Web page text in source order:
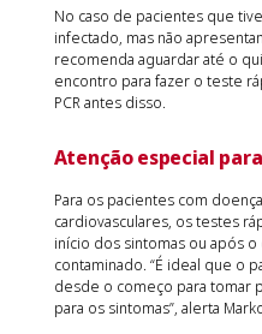
No caso de pacientes que
infectado, mas não
recomenda aguardar até o
encontro para fazer o teste
PCR antes disso.
Atenção especial
Para os pacientes com
cardiovasculares, os testes
início dos sintomas ou após
contaminado. “É ideal que o
desde o começo para tomar
para os sintomas”, alerta